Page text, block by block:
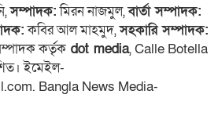
সম্পাদক:মিরন নাজমুল,বার্তা সম্পাদক:
কবির আল মাহমুদ,সহকারি সম্পাদক:
কর্তৃক dot media, Calle Botella
ইমেইল-
Bangla News Media-